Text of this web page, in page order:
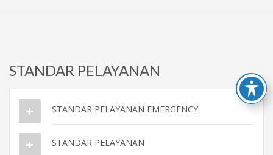
STANDAR PELAYANAN
STANDAR PELAYANAN EMERGENCY
STANDAR PELAYANAN